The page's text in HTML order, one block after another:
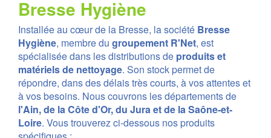
Bresse Hygiène
Installée au cœur de la Bresse, la société Bresse
Hygiène, membre du groupement R'Net, est
spécialisée dans les distributions de produits et
matériels de nettoyage. Son stock permet de
répondre, dans des délais très courts, à vos attentes et
à vos besoins. Nous couvrons les départements de
l'Ain, de la Côte d'Or, du Jura et de la Saône-et-
Loire. Vous trouverez ci-dessous nos produits